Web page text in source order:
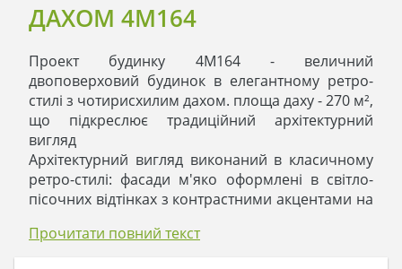
ДАХОМ 4M164
Проект будинку 4M164 - величний
двоповерховий будинок в елегантному ретро-
стилі з чотирисхилим дахом. площа даху - 270 м²,
що підкреслює традиційний архітектурний
вигляд
Архітектурний вигляд виконаний в класичному
ретро-стилі: фасади м'яко оформлені в світло-
пісочних відтінках з контрастними акцентами на
тоном покрівлі. садового оточення.
Прочитати повний текст